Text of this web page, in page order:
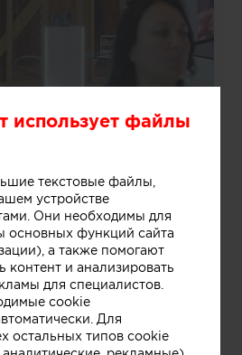
использует файлы
текстовые файлы,
устройстве
Они необходимы для
основных функций сайта
а также помогают
контент и анализировать
для специалистов.
cookie
Для
остальных типов cookie